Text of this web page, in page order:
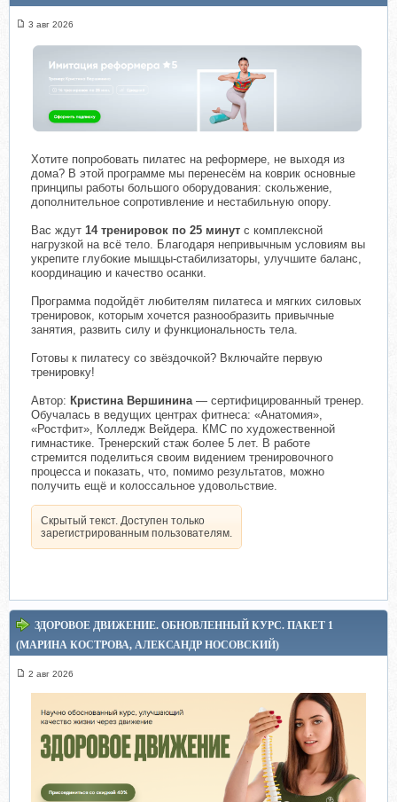
3 авг 2026
Хотите попробовать пилатес на реформере, не выходя из
дома? В этой программе мы перенесём на коврик основные
принципы работы большого оборудования: скольжение,
дополнительное сопротивление и нестабильную опору.
Вас ждут 14 тренировок по 25 минут с комплексной
нагрузкой на всё тело. Благодаря непривычным условиям вы
укрепите глубокие мышцы-стабилизаторы, улучшите баланс,
координацию и качество осанки.
Программа подойдёт любителям пилатеса и мягких силовых
тренировок, которым хочется разнообразить привычные
занятия, развить силу и функциональность тела.
Готовы к пилатесу со звёздочкой? Включайте первую
тренировку!
Автор: Кристина Вершинина — сертифицированный тренер.
Обучалась в ведущих центрах фитнеса: «Анатомия»,
«Ростфит», Колледж Вейдера. КМС по художественной
гимнастике. Тренерский стаж более 5 лет. В работе
стремится поделиться своим видением тренировочного
процесса и показать, что, помимо результатов, можно
получить ещё и колоссальное удовольствие.
Скрытый текст. Доступен только
зарегистрированным пользователям.
ЗДОРОВОЕ ДВИЖЕНИЕ. ОБНОВЛЕННЫЙ КУРС. ПАКЕТ 1
(МАРИНА КОСТРОВА, АЛЕКСАНДР НОСОВСКИЙ)
2 авг 2026